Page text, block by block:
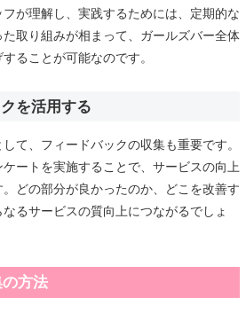
が理解し、実践するためには、定期的な
取り組みが相まって、ガールズバー全体
ることが可能なのです。
を活用する
て、フィードバックの収集も重要です。
ートを実施することで、サービスの向上
どの部分が良かったのか、どこを改善す
るサービスの質向上につながるでしょ
方法